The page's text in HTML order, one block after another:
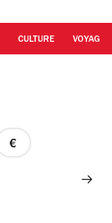
CULTURE VOYAGE
prix